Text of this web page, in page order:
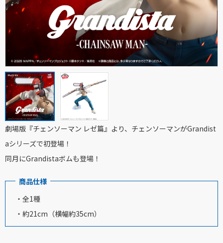
劇場版『チェンソーマン レゼ篇』より、チェンソーマンがGrandist
aシリーズで初登場！
同月にGrandistaボムも登場！
商品仕様
・全1種
・約21cm（横幅約35cm）